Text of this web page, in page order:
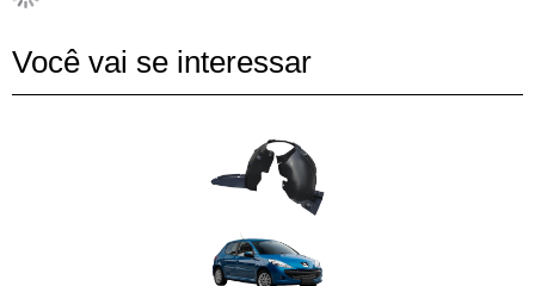
Você vai se interessar